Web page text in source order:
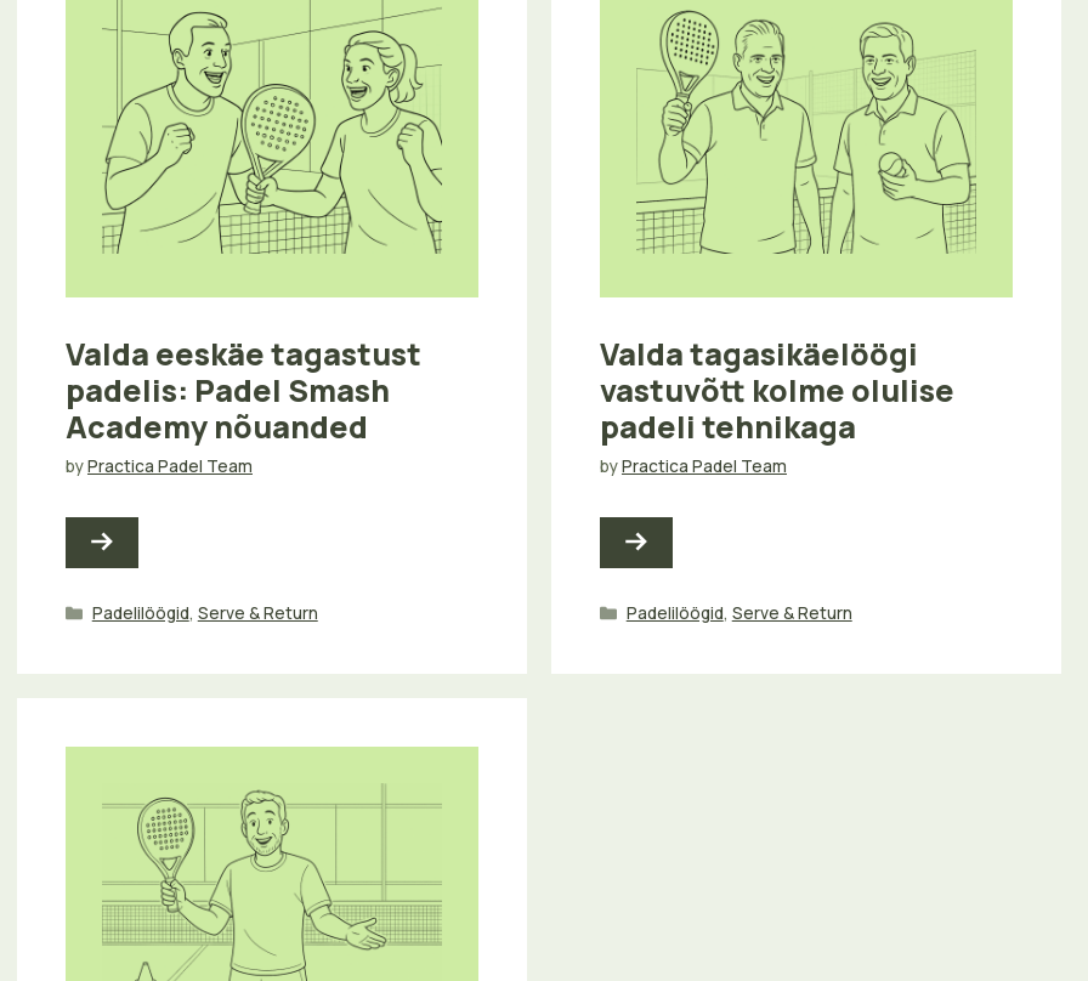
Valda eeskäe tagastust
padelis: Padel Smash
Academy nõuanded
byPractica Padel Team
Categories
Padelilöögid, Serve & Return
Valda tagasikäelöögi
vastuvõtt kolme olulise
padeli tehnikaga
byPractica Padel Team
Categories
Padelilöögid, Serve & Return